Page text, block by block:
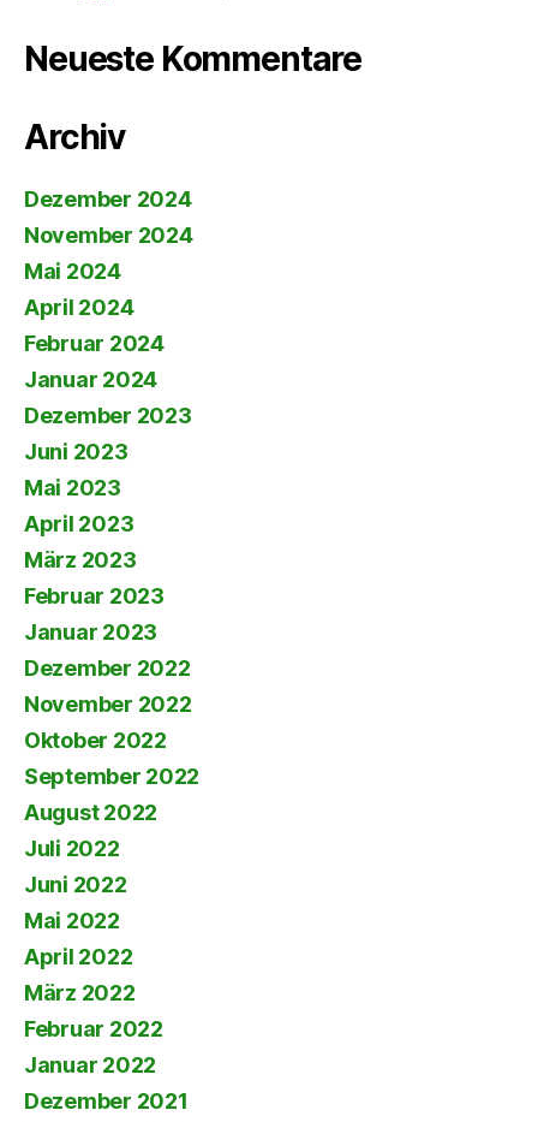
Neueste Kommentare
Archiv
Dezember 2024
November 2024
Mai 2024
April 2024
Februar 2024
Januar 2024
Dezember 2023
Juni 2023
Mai 2023
April 2023
März 2023
Februar 2023
Januar 2023
Dezember 2022
November 2022
Oktober 2022
September 2022
August 2022
Juli 2022
Juni 2022
Mai 2022
April 2022
März 2022
Februar 2022
Januar 2022
Dezember 2021